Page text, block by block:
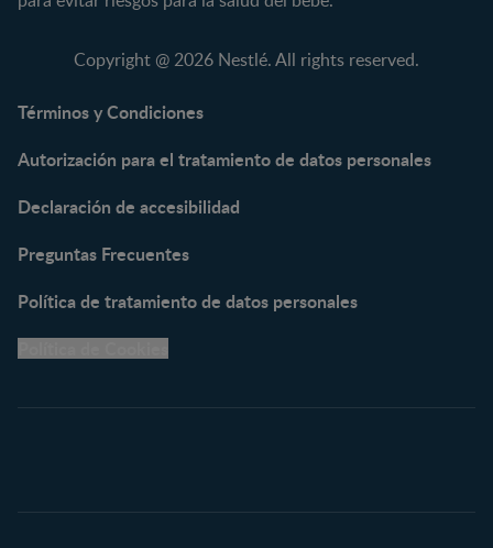
NAN® 3
NAN® Optipro® 3
NAN® Supreme 3
NESTUM®
NESCARE®
Vitaminas y Suplementos
Herramientas
Copyright @ 2026 Nestlé. All rights reserved.
Términos y Condiciones
Autorización para el tratamiento de datos personales
Declaración de accesibilidad
Preguntas Frecuentes
Política de tratamiento de datos personales